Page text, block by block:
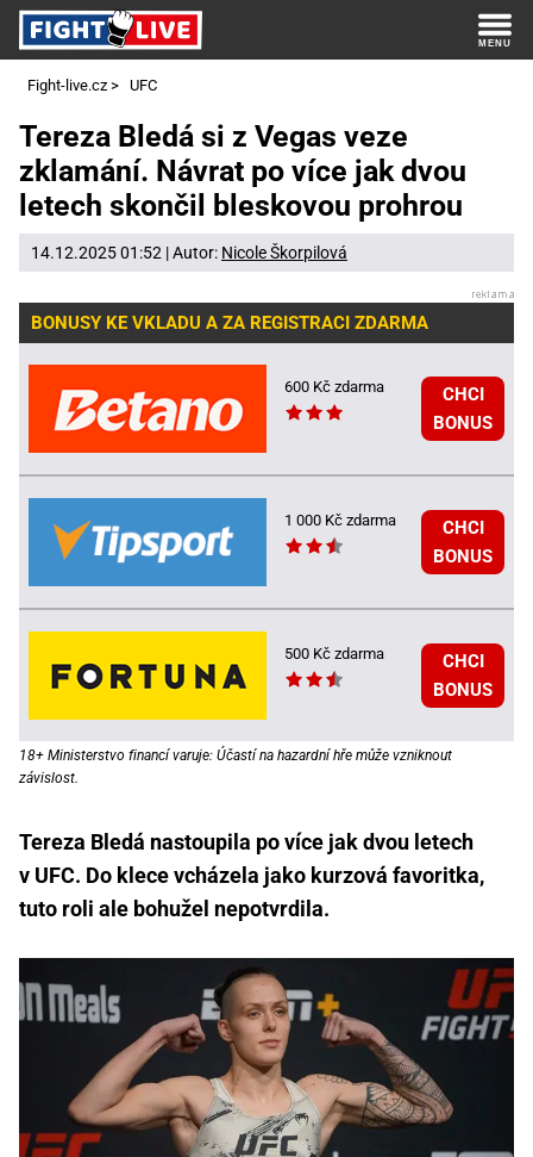
Fight-live.cz > UFC
Tereza Bledá si z Vegas veze
zklamání. Návrat po více jak dvou
letech skončil bleskovou prohrou
14.12.2025 01:52 | Autor: Nicole Škorpilová
BONUSY KE VKLADU A ZA REGISTRACI ZDARMA
600 Kč zdarma
CHCI
BONUS
1 000 Kč zdarma
CHCI
BONUS
500 Kč zdarma
CHCI
BONUS
18+ Ministerstvo financí varuje: Účastí na hazardní hře může vzniknout
závislost.
Tereza Bledá nastoupila po více jak dvou letech
v UFC. Do klece vcházela jako kurzová favoritka,
tuto roli ale bohužel nepotvrdila.